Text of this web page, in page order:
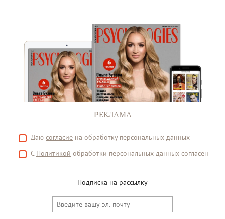
РЕКЛАМА
Даю согласие на обработку персональных данных
С Политикой обработки персональных данных согласен
Подписка на рассылку